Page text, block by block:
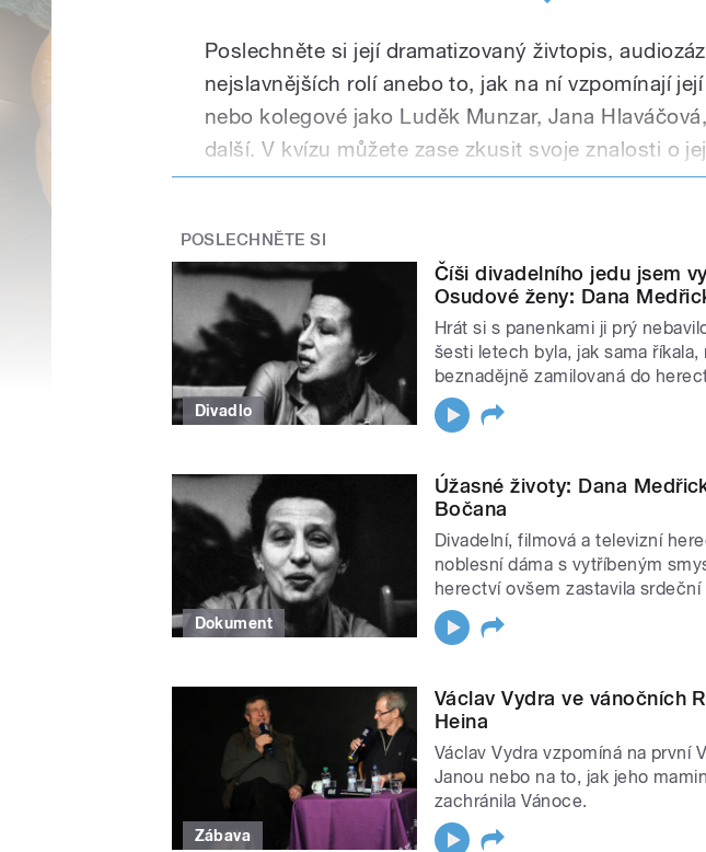
Poslechněte si její dramatizovaný živtopis,
nejslavnějších rolí anebo to, jak na ní vzpomínají
nebo kolegové jako Luděk Munzar, Jana
další. V kvízu můžete zase zkusit svoje znalosti o
seriálu Nemocnice na kraji města.
POSLECHNĚTE SI
Divadlo
Číši divadelního jedu jsem
Osudové ženy: Dana
Hrát si s panenkami ji prý
šesti letech byla, jak sama
beznadějně zamilovaná do
Dokument
Úžasné životy: Dana
Bočana
Divadelní, filmová a televizní
noblesní dáma s vytříbeným
herectví ovšem zastavila srdeční
Zábava
Václav Vydra ve vánočních
Heina
Václav Vydra vzpomíná na první
Janou nebo na to, jak jeho
zachránila Vánoce.